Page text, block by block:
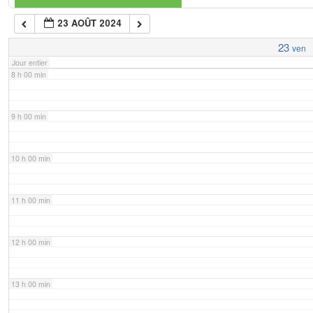
23 AOÛT 2024
23 ven
Jour entier
7 h 00 min
8 h 00 min
9 h 00 min
10 h 00 min
11 h 00 min
12 h 00 min
13 h 00 min